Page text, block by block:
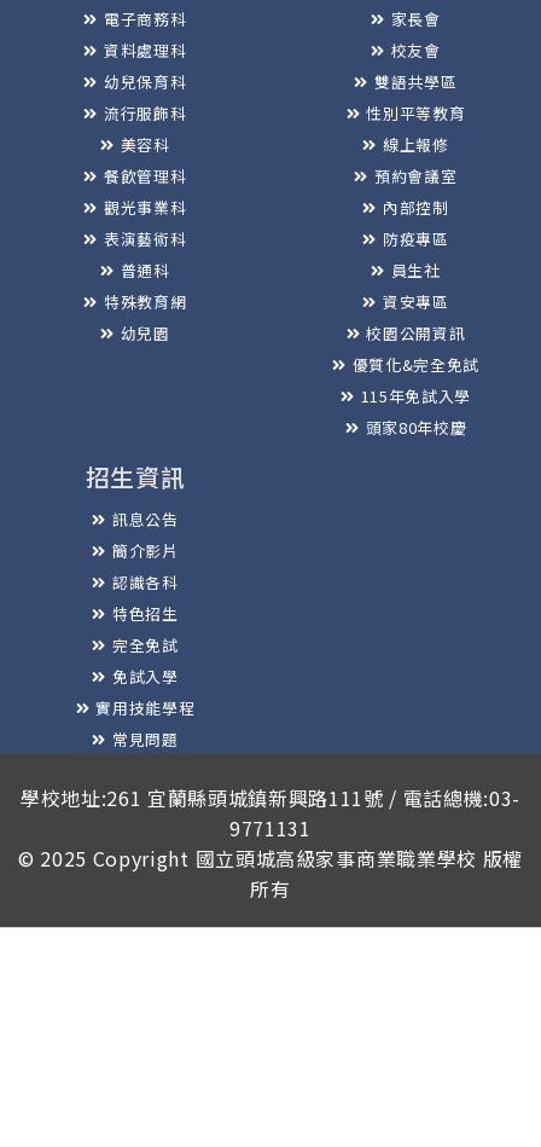
電子商務科
資料處理科
幼兒保育科
流行服飾科
美容科
餐飲管理科
觀光事業科
表演藝術科
普通科
特殊教育網
幼兒園
家長會
校友會
雙語共學區
性別平等教育
線上報修
預約會議室
內部控制
防疫專區
員生社
資安專區
校園公開資訊
優質化&完全免試
115年免試入學
頭家80年校慶
招生資訊
訊息公告
簡介影片
認識各科
特色招生
完全免試
免試入學
實用技能學程
常見問題
學校地址:261 宜蘭縣頭城鎮新興路111號 / 電話總機:03-
9771131
© 2025 Copyright 國立頭城高級家事商業職業學校 版權
所有